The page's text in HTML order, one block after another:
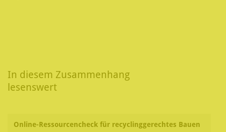
In diesem Zusammenhang
lesenswert
Online-Ressourcencheck für recyclinggerechtes Bauen